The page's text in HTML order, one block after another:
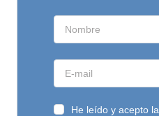
He leído y acepto la